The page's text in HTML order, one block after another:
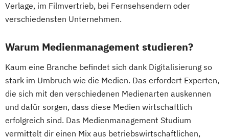
Verlage, im Filmvertrieb, bei Fernsehsendern oder
verschiedensten Unternehmen.
Warum Medienmanagement studieren?
Kaum eine Branche befindet sich dank Digitalisierung so
stark im Umbruch wie die Medien. Das erfordert Experten,
die sich mit den verschiedenen Medienarten auskennen
und dafür sorgen, dass diese Medien wirtschaftlich
erfolgreich sind. Das Medienmanagement Studium
vermittelt dir einen Mix aus betriebswirtschaftlichen,